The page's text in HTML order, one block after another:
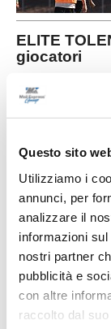
Questo sito
Utilizziamo i
annunci, per
analizzare il
informazioni
nostri partner
pubblicità e
con altre
raccolto dal
ELITE
giocatori
Prima categoria.
una guida, un
maglie importanti
31/07/2026